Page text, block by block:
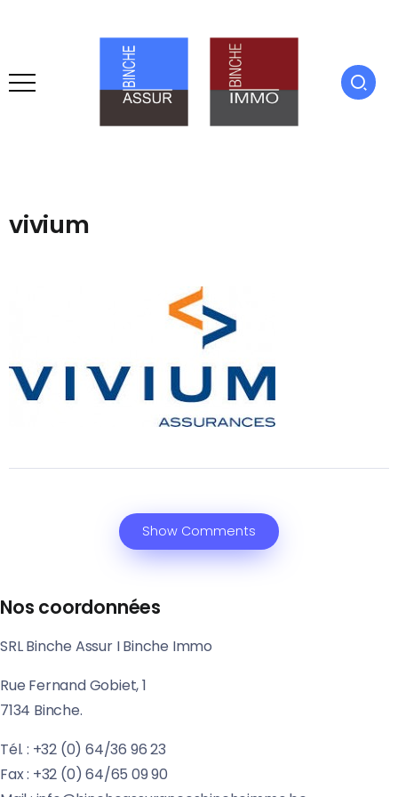
vivium
Show Comments
Nos coordonnées
SRL Binche Assur I Binche Immo
Rue Fernand Gobiet, 1
7134 Binche.
Tél. : +32 (0) 64/36 96 23
Fax : +32 (0) 64/65 09 90